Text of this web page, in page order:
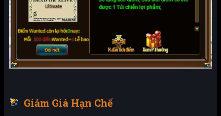
Giảm Giá Hạn Chế